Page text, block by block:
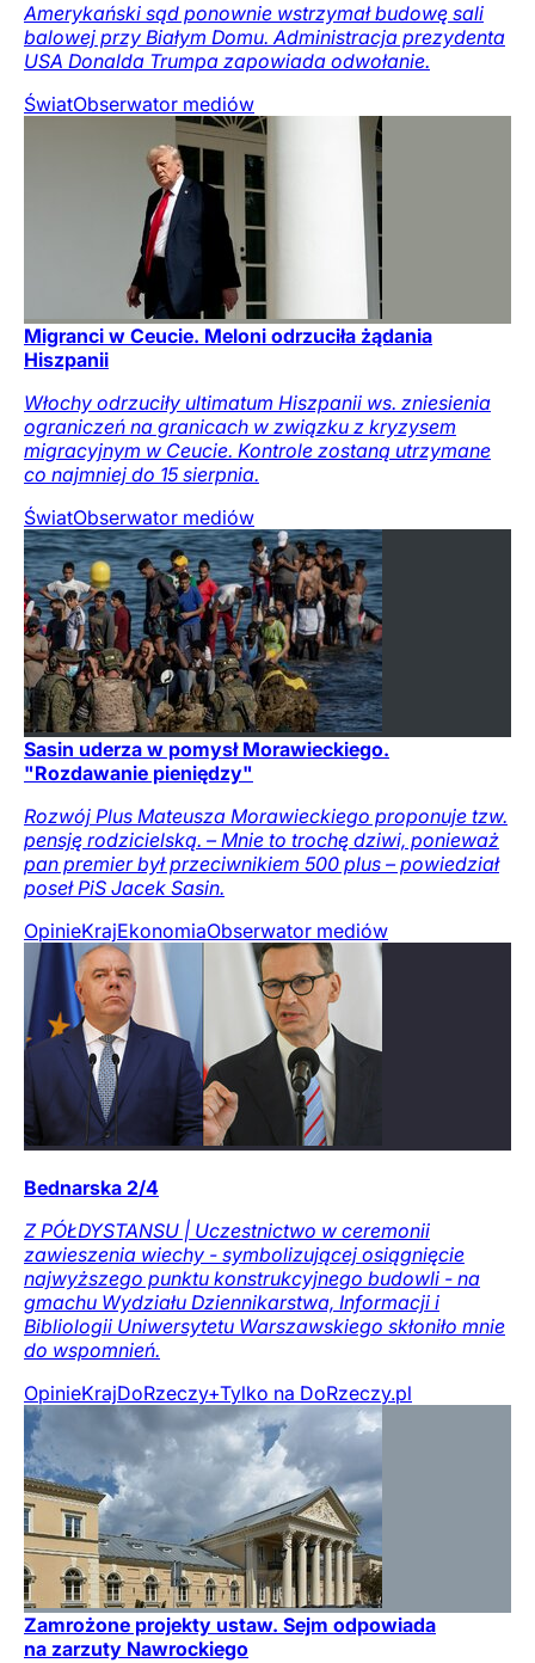
Amerykański sąd ponownie wstrzymał budowę sali
balowej przy Białym Domu. Administracja prezydenta
USA Donalda Trumpa zapowiada odwołanie.
ŚwiatObserwator mediów
Migranci w Ceucie. Meloni odrzuciła żądania
Hiszpanii
Włochy odrzuciły ultimatum Hiszpanii ws. zniesienia
ograniczeń na granicach w związku z kryzysem
migracyjnym w Ceucie. Kontrole zostaną utrzymane
co najmniej do 15 sierpnia.
ŚwiatObserwator mediów
Sasin uderza w pomysł Morawieckiego.
"Rozdawanie pieniędzy"
Rozwój Plus Mateusza Morawieckiego proponuje tzw.
pensję rodzicielską. – Mnie to trochę dziwi, ponieważ
pan premier był przeciwnikiem 500 plus – powiedział
poseł PiS Jacek Sasin.
OpinieKrajEkonomiaObserwator mediów
Bednarska 2/4
Z PÓŁDYSTANSU | Uczestnictwo w ceremonii
zawieszenia wiechy - symbolizującej osiągnięcie
najwyższego punktu konstrukcyjnego budowli - na
gmachu Wydziału Dziennikarstwa, Informacji i
Bibliologii Uniwersytetu Warszawskiego skłoniło mnie
do wspomnień.
OpinieKrajDoRzeczy+Tylko na DoRzeczy.pl
Zamrożone projekty ustaw. Sejm odpowiada
na zarzuty Nawrockiego